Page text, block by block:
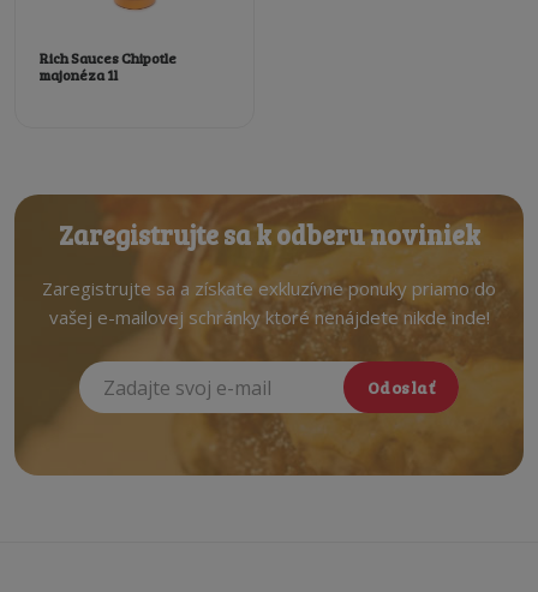
Rich Sauces Chipotle
majonéza 1l
Zaregistrujte sa k odberu noviniek
Zaregistrujte sa a získate exkluzívne ponuky priamo do
vašej e-mailovej schránky ktoré nenájdete nikde inde!
Odoslať